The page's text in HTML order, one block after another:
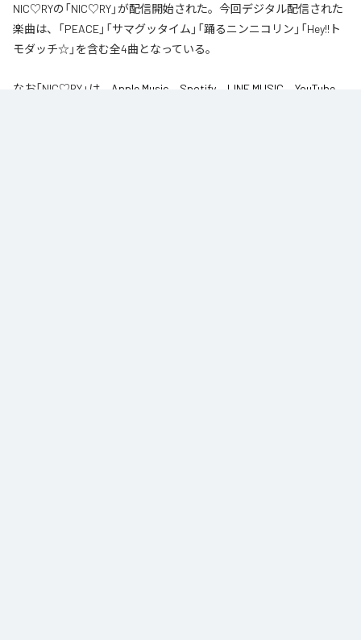
NIC♡RYの「NIC♡RY」が配信開始された。今回デジタル配信された
楽曲は、「PEACE」「サマグッタイム」「踊るニンニコリン」「Hey!!ト
モダッチ☆」を含む全4曲となっている。
なお「NIC♡RY」は、 Apple Music Spotify LINE MUSIC
YouTube